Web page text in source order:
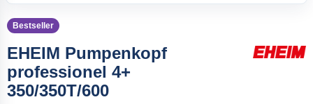
Bestseller
EHEIM Pumpenkopf
professionel 4+
350/350T/600